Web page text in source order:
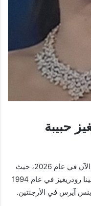
حبيبة
تبلغ جورجينا رودريغيز من العمر 32 سنة الآن في عام 2026، حيث
أنها ولدت عارضة الأزياء الأرجنتينية جورجينا رودريغيز في عام 1994